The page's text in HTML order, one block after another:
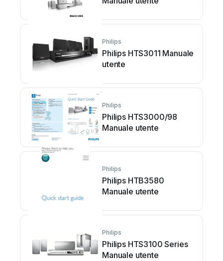
Philips
Philips HTS3011 Manuale
utente
Philips
Philips HTS3000/98
Manuale utente
Philips
Philips HTB3580
Manuale utente
Philips
Philips HTS3100 Series
Manuale utente